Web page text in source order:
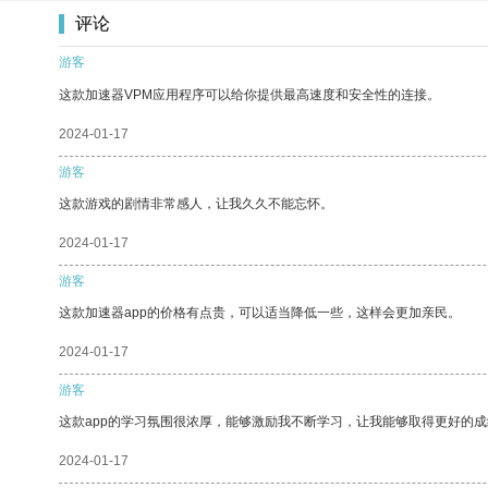
评论
游客
这款加速器VPM应用程序可以给你提供最高速度和安全性的连接。
2024-01-17
游客
这款游戏的剧情非常感人，让我久久不能忘怀。
2024-01-17
游客
这款加速器app的价格有点贵，可以适当降低一些，这样会更加亲民。
2024-01-17
游客
这款app的学习氛围很浓厚，能够激励我不断学习，让我能够取得更好的
2024-01-17